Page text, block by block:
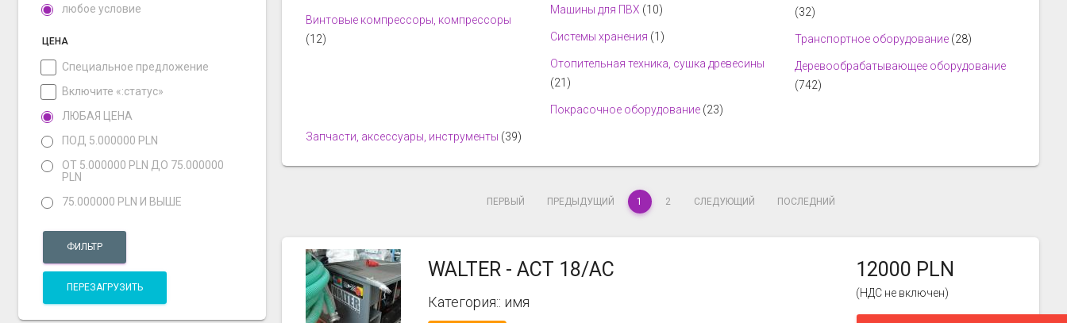
любое условие
ЦЕНА
Специальное предложение
Включите «:статус»
ЛЮБАЯ ЦЕНА
ПОД 5.000000 PLN
ОТ 5.000000 PLN ДО 75.000000
PLN
75.000000 PLN И ВЫШЕ
ФИЛЬТР
ПЕРЕЗАГРУЗИТЬ
Винтовые компрессоры, компрессоры
(12)
Машины для ПВХ (10)
Системы хранения (1)
Отопительная техника, сушка древесины
(21)
Покрасочное оборудование(23)
(32)
Транспортное оборудование(28)
Деревообрабатывающее оборудование
(742)
Запчасти, аксессуары, инструменты (39)
ПЕРВЫЙ ПРЕДЫДУЩИЙ 1 2 СЛЕДУЮЩИЙ ПОСЛЕДНИЙ
WALTER - ACT 18/AC
Категория:: имя
12000 PLN
(НДС не включен)